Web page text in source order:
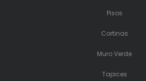
Pisos
Cortinas
Muro Verde
Tapices